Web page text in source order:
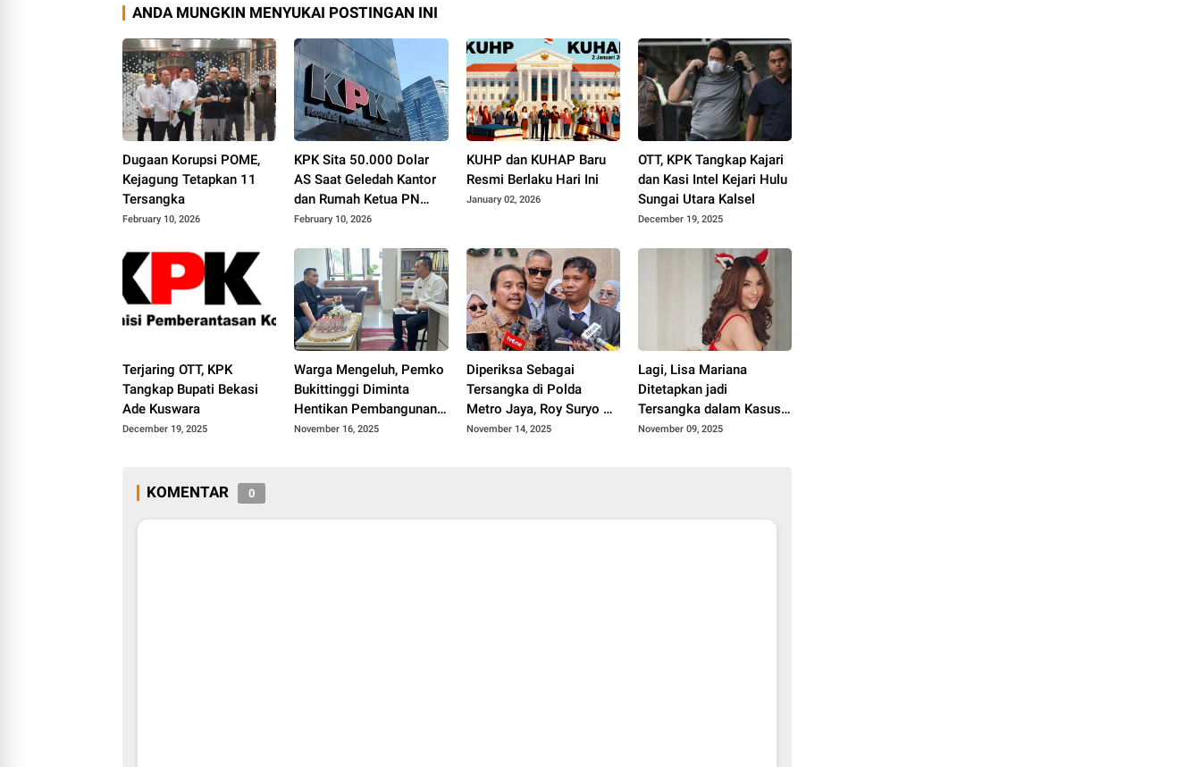
ANDA MUNGKIN MENYUKAI POSTINGAN INI
Dugaan Korupsi POME,
Kejagung Tetapkan 11
Tersangka
February 10, 2026
KPK Sita 50.000 Dolar
AS Saat Geledah Kantor
dan Rumah Ketua PN
Depok
February 10, 2026
KUHP dan KUHAP Baru
Resmi Berlaku Hari Ini
January 02, 2026
OTT, KPK Tangkap Kajari
dan Kasi Intel Kejari Hulu
Sungai Utara Kalsel
December 19, 2025
Terjaring OTT, KPK
Tangkap Bupati Bekasi
Ade Kuswara
December 19, 2025
Warga Mengeluh, Pemko
Bukittinggi Diminta
Hentikan Pembangunan
Hotel P
November 16, 2025
Diperiksa Sebagai
Tersangka di Polda
Metro Jaya, Roy Suryo Cs
Tidak Ditahan
November 14, 2025
Lagi, Lisa Mariana
Ditetapkan jadi
Tersangka dalam Kasus
Video Syur!
November 09, 2025
KOMENTAR 0